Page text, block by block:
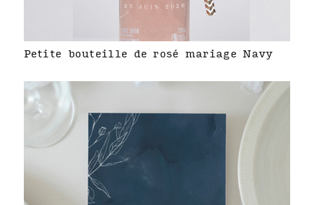
Petite bouteille de rosé mariage Navy